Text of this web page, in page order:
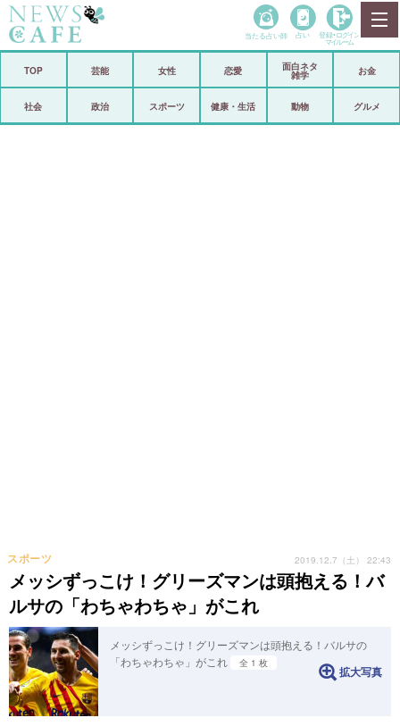
政治
当たる占い師 占い 登録• ログイン
マイルーム
TOP 芸能 女性 恋愛
面白ネタ
雑学
お金
社会 政治 スポーツ 健康・生活 動物 グルメ
メッシずっこけ！グリーズマンは頭抱える！バ
ルサの「わちゃわちゃ」がこれ
スポーツ 2019.12.7（土） 22:43
メッシずっこけ！グリーズマンは頭抱える！バルサの
「わちゃわちゃ」がこれ
全 1 枚
拡大写真